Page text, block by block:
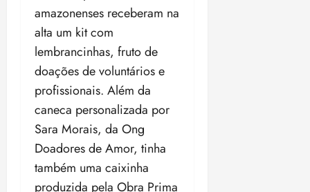
amazonenses receberam na
alta um kit com
lembrancinhas, fruto de
doações de voluntários e
profissionais. Além da
caneca personalizada por
Sara Morais, da Ong
Doadores de Amor, tinha
também uma caixinha
produzida pela Obra Prima